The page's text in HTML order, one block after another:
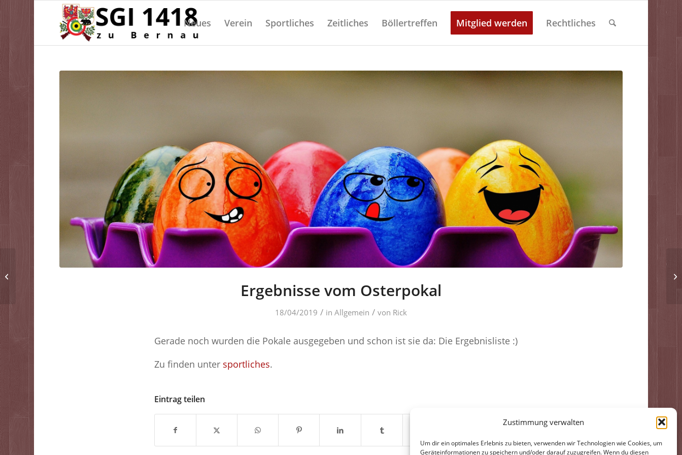
Zustimmung verwalten
Um dir ein optimales Erlebnis zu bieten, verwenden wir Technologien wie Cookies, um
Geräteinformationen zu speichern und/oder darauf zuzugreifen. Wenn du diesen
Neues Verein Sportliches Zeitliches Böllertreffen Mitglied werden Rechtliches
Ergebnisse vom Osterpokal
18/04/2019 / in Allgemein / von Rick
Gerade noch wurden die Pokale ausgegeben und schon ist sie da: Die Ergebnisliste :)
Zu finden unter sportliches.
Eintrag teilen
Bernauer Osterpokal